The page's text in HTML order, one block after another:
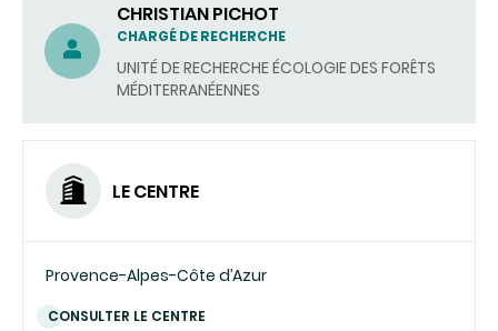
CHRISTIAN PICHOT
CHARGÉ DE RECHERCHE
UNITÉ DE RECHERCHE ÉCOLOGIE DES FORÊTS
MÉDITERRANÉENNES
LE CENTRE
Provence-Alpes-Côte d’Azur
CONSULTER LE CENTRE